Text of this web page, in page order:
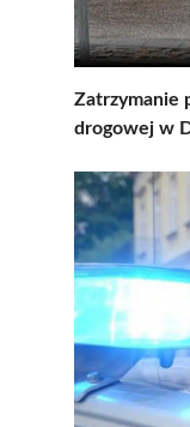
Zatrzymanie
drogowej w